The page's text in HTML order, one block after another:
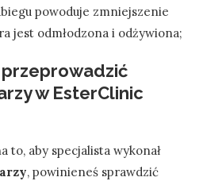
powoduje zmniejszenie
jest odmłodzona i odżywiona;
w EsterClinic
to, aby specjalista wykonał
, powinieneś sprawdzić